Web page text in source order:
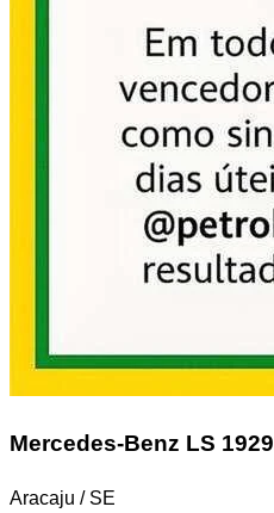
Mercedes-Benz LS 1929
Aracaju / SE